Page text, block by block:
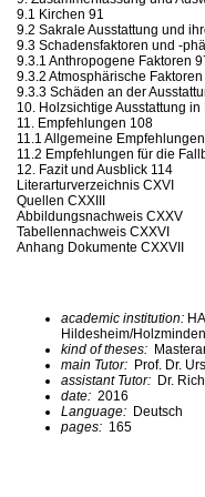
9.1 Kirchen 91
9.2 Sakrale Ausstattung und
9.3 Schadensfaktoren und -
9.3.1 Anthropogene Faktoren
9.3.2 Atmosphärische
9.3.3 Schäden an der
10. Holzsichtige Ausstattung
11. Empfehlungen 108
11.1 Allgemeine
11.2 Empfehlungen für die
12. Fazit und Ausblick 114
Literarturverzeichnis CXVI
Quellen CXXIII
Abbildungsnachweis CXXV
Tabellennachweis CXXVI
Anhang Dokumente CXXVII
academic institution:
Hildesheim/
kind of theses:
main Tutor: Prof. Dr.
assistant Tutor: Dr.
date: 2016
Language: Deutsch
pages: 165